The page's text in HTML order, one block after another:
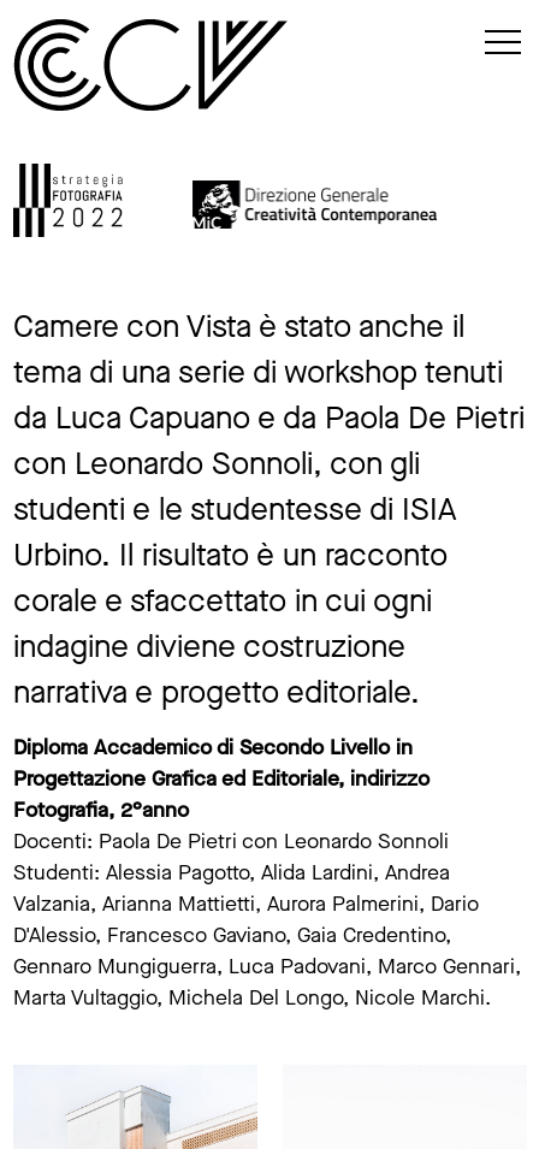
Camere con Vista è stato anche il
tema di una serie di workshop tenuti
da Luca Capuano e da Paola De Pietri
con Leonardo Sonnoli, con gli
studenti e le studentesse di ISIA
Urbino. Il risultato è un racconto
corale e sfaccettato in cui ogni
indagine diviene costruzione
narrativa e progetto editoriale.
Diploma Accademico di Secondo Livello in
Progettazione Grafica ed Editoriale, indirizzo
Fotografia, 2°anno
Docenti: Paola De Pietri con Leonardo Sonnoli
Studenti: Alessia Pagotto, Alida Lardini, Andrea
Valzania, Arianna Mattietti, Aurora Palmerini, Dario
D'Alessio, Francesco Gaviano, Gaia Credentino,
Gennaro Mungiguerra, Luca Padovani, Marco Gennari,
Marta Vultaggio, Michela Del Longo, Nicole Marchi.